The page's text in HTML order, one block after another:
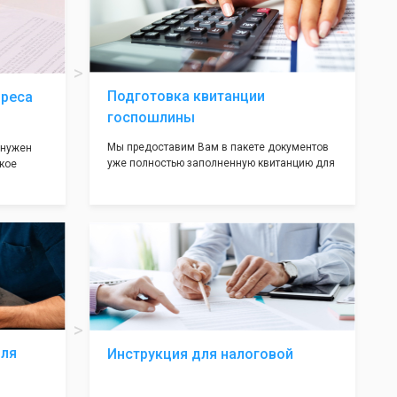
в
полною
не
все
Подготовка квитанции
госпошлины
Мы предоставим Вам в пакете документов
уже полностью заполненную квитанцию для
посредственно в налоговой инспекции при
подаче документов на регистрацию.
Инструкция для налоговой